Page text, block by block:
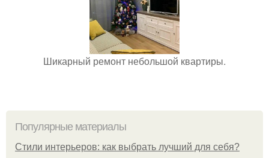
Шикарный ремонт небольшой квартиры.
Популярные материалы
Стили интерьеров: как выбрать лучший для себя?